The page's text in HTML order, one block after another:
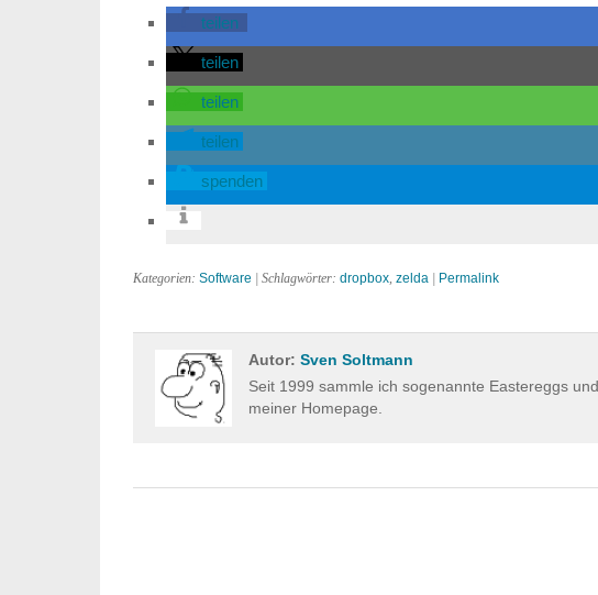
teilen
teilen
teilen
teilen
spenden
Kategorien: Software | Schlagwörter: dropbox, zelda Permalink
Autor: Sven Soltmann
Seit 1999 sammle ich sogenannte Eastereggs
meiner Homepage.